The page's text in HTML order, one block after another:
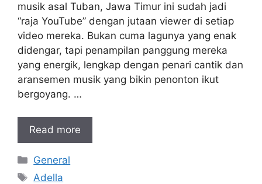
musik asal Tuban, Jawa Timur ini sudah jadi
“raja YouTube” dengan jutaan viewer di setiap
video mereka. Bukan cuma lagunya yang enak
didengar, tapi penampilan panggung mereka
yang energik, lengkap dengan penari cantik dan
aransemen musik yang bikin penonton ikut
bergoyang. …
Read more
Kategori
General
Tag
Adella